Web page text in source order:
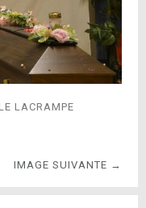
LACRAMPE
IMAGE SUIVANTE →